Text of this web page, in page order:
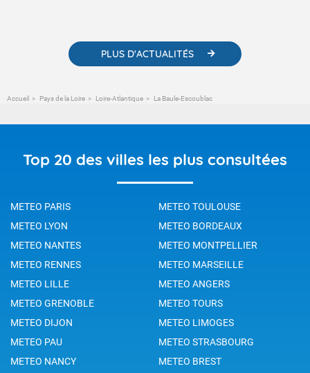
PLUS D'ACTUALITÉS
Accueil Pays de la Loire Loire-Atlantique La Baule-Escoublac
Top 20 des villes les plus consultées
METEO PARIS
METEO TOULOUSE
METEO LYON
METEO BORDEAUX
METEO NANTES
METEO MONTPELLIER
METEO RENNES
METEO MARSEILLE
METEO LILLE
METEO ANGERS
METEO GRENOBLE
METEO TOURS
METEO DIJON
METEO LIMOGES
METEO PAU
METEO STRASBOURG
METEO NANCY
METEO BREST